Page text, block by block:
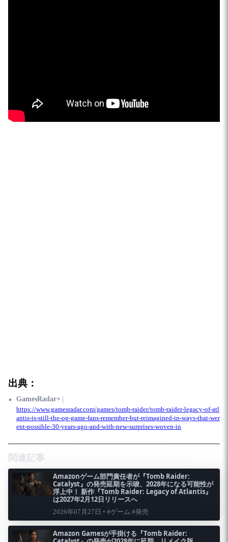
出典：
GamesRadar+ |
https://www.gamesradar.com/games/tomb-raider/tomb-raider-legacy-of-atl
antis-is-still-the-og-game-fans-remember-but-reimagined-in-ways-that-wer
ent-possible-30-years-ago-and-with-new-surprises-woven-in
関連記事
Amazonゲーム部門責任者が『Tomb Raider:
Catalyst』の発売延期を示唆、2028年になる可能性が
浮上中！ 新作『Tomb Raider: Legacy of Atlantis』
は2027年2月12日リリースへ
2026年07月27日 • #ゲーム #発売
Amazon Gamesが手掛ける『Tomb Raider: